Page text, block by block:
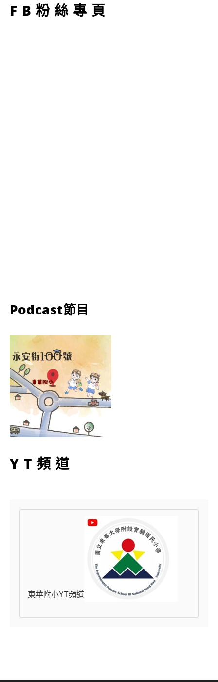
FB粉絲專頁
Podcast節目
YT頻道
東華附小YT頻道